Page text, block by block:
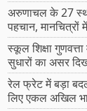
अरुणाचल के 27
पहचान,
स्कूल शिक्षा
सुधारों का असर
रेल फ्रेट में बड़ा
लिए एकल अखिल